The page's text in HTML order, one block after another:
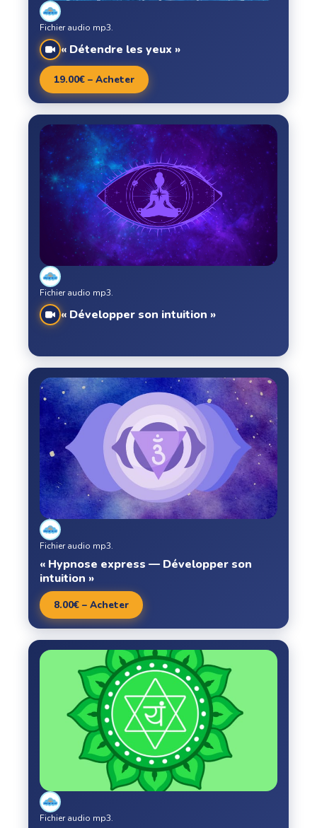
« Détendre les yeux »
Fichier audio mp3.
19.00€ – Acheter
« Développer son intuition »
Fichier audio mp3.
« Hypnose express — Développer son
intuition »
Fichier audio mp3.
8.00€ – Acheter
Fichier audio mp3.